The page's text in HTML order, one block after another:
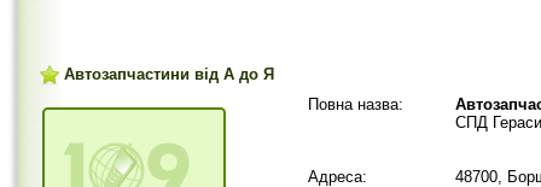
Автозапчастини від А до Я
Повна назва:
СПД
Адреса: 48700,